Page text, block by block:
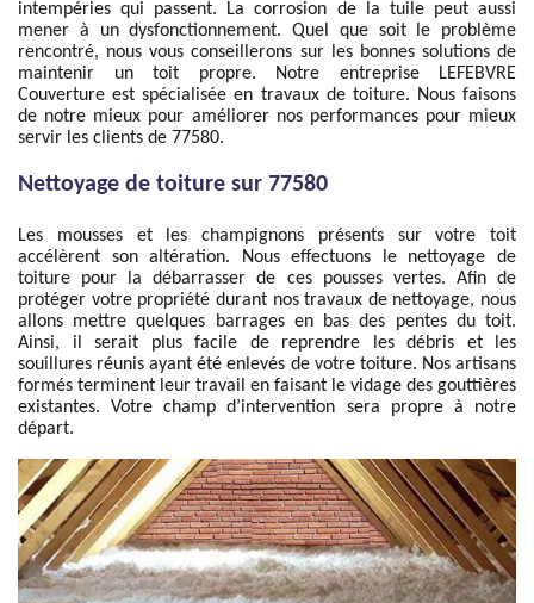
intempéries qui passent. La corrosion de la tuile peut aussi
mener à un dysfonctionnement. Quel que soit le problème
rencontré, nous vous conseillerons sur les bonnes solutions de
maintenir un toit propre. Notre entreprise LEFEBVRE
Couverture est spécialisée en travaux de toiture. Nous faisons
de notre mieux pour améliorer nos performances pour mieux
servir les clients de 77580.
Nettoyage de toiture sur 77580
Les mousses et les champignons présents sur votre toit
accélèrent son altération. Nous effectuons le nettoyage de
toiture pour la débarrasser de ces pousses vertes. Afin de
protéger votre propriété durant nos travaux de nettoyage, nous
allons mettre quelques barrages en bas des pentes du toit.
Ainsi, il serait plus facile de reprendre les débris et les
souillures réunis ayant été enlevés de votre toiture. Nos artisans
formés terminent leur travail en faisant le vidage des gouttières
existantes. Votre champ d’intervention sera propre à notre
départ.